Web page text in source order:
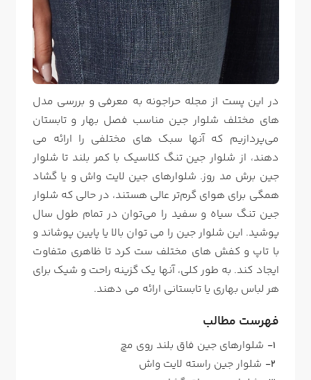
در این پست از مجله حراجونه به معرفی و بررسی مدل
های مختلف شلوار جین مناسب فصل بهار و تابستان
می‌پردازیم که آنها سبک های مختلفی را ارائه می
دهند، از شلوار جین تنگ کلاسیک با کمر بلند تا شلوار
جین برش مد روز. شلوارهای جین لایت واش و یا گشاد
همگی برای هوای گرم‌تر عالی هستند، در حالی که شلوار
جین تنگ سیاه و سفید را می‌توان در تمام طول سال
پوشید. این شلوار جین را می توان بالا یا پایین پوشاند و
با تاپ و کفش های مختلف ست کرد تا ظاهری متفاوت
ایجاد کند. به طور کلی، آنها یک گزینه راحت و شیک برای
هر لباس بهاری یا تابستانی ارائه می دهند.
فهرست مطالب
شلوارهای جین فاق بلند روی مچ
شلوار جین راسته لایت واش